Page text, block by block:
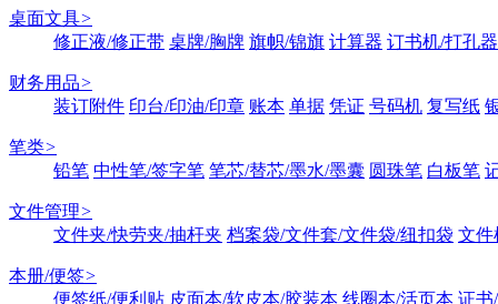
桌面文具>
修正液/修正带 桌牌/胸牌 旗帜/锦旗 计算器 订书机/打孔器
财务用品>
装订附件 印台/印油/印章 账本 单据 凭证 号码机 复写纸
笔类>
铅笔 中性笔/签字笔 笔芯/替芯/墨水/墨囊 圆珠笔 白板笔
文件管理>
文件夹/快劳夹/抽杆夹 档案袋/文件套/文件袋/纽扣袋 文件
本册/便签>
便签纸/便利贴 皮面本/软皮本/胶装本 线圈本/活页本 证书